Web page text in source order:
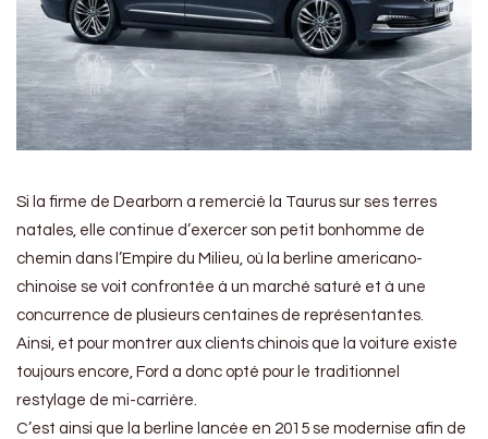
Si la firme de Dearborn a remercié la Taurus sur ses terres
natales, elle continue d’exercer son petit bonhomme de
chemin dans l’Empire du Milieu, où la berline americano-
chinoise se voit confrontée à un marché saturé et à une
concurrence de plusieurs centaines de représentantes.
Ainsi, et pour montrer aux clients chinois que la voiture existe
toujours encore, Ford a donc opté pour le traditionnel
restylage de mi-carrière.
C’est ainsi que la berline lancée en 2015 se modernise afin de